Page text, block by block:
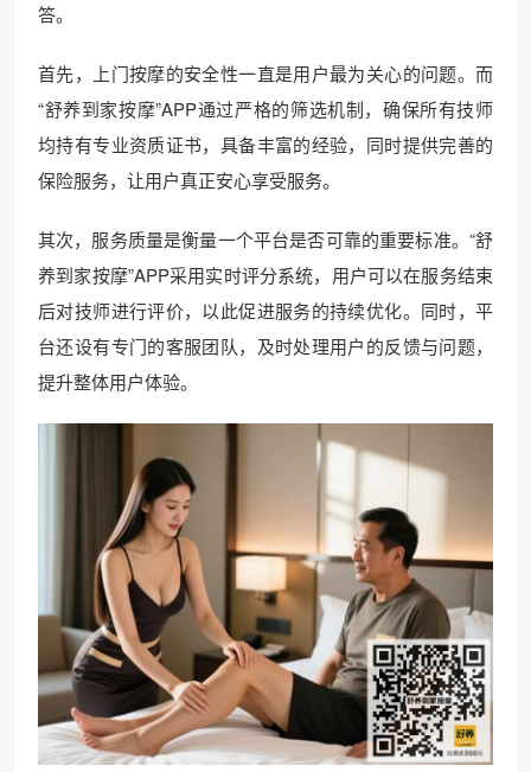
答。
首先，上门按摩的安全性一直是用户最为关心的问题。而
“舒养到家按摩”APP通过严格的筛选机制，确保所有技师
均持有专业资质证书，具备丰富的经验，同时提供完善的
保险服务，让用户真正安心享受服务。
其次，服务质量是衡量一个平台是否可靠的重要标准。“舒
养到家按摩”APP采用实时评分系统，用户可以在服务结束
后对技师进行评价，以此促进服务的持续优化。同时，平
台还设有专门的客服团队，及时处理用户的反馈与问题，
提升整体用户体验。